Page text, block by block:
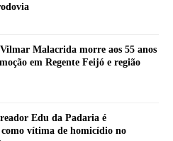
Malacrida morre aos 55 anos
em Regente Feijó e região
Edu da Padaria é
vítima de homicídio no